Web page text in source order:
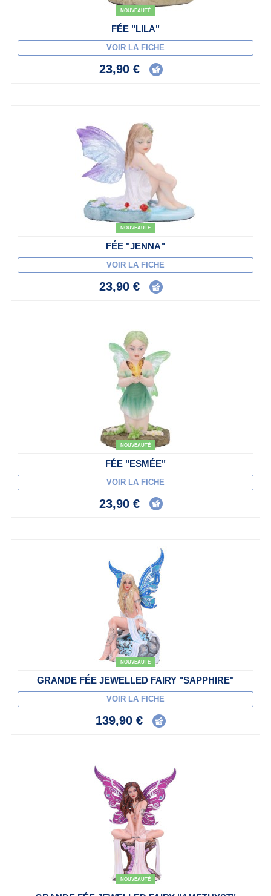
NOUVEAUTÉ
FÉE "LILA"
VOIR LA FICHE
23,90 €
NOUVEAUTÉ
FÉE "JENNA"
VOIR LA FICHE
23,90 €
NOUVEAUTÉ
FÉE "ESMÉE"
VOIR LA FICHE
23,90 €
NOUVEAUTÉ
GRANDE FÉE JEWELLED FAIRY "SAPPHIRE"
VOIR LA FICHE
139,90 €
NOUVEAUTÉ